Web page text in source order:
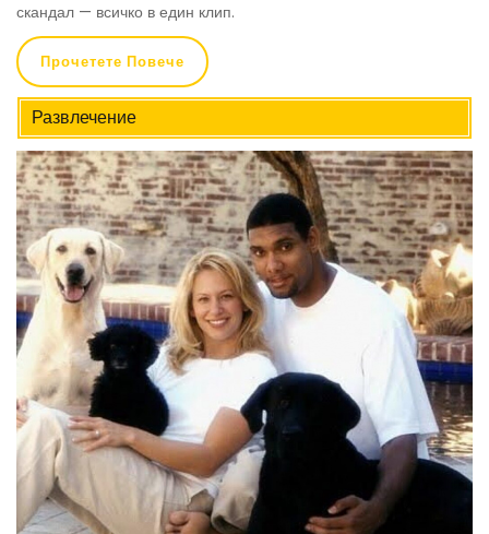
скандал — всичко в един клип.
Прочетете Повече
Развлечение